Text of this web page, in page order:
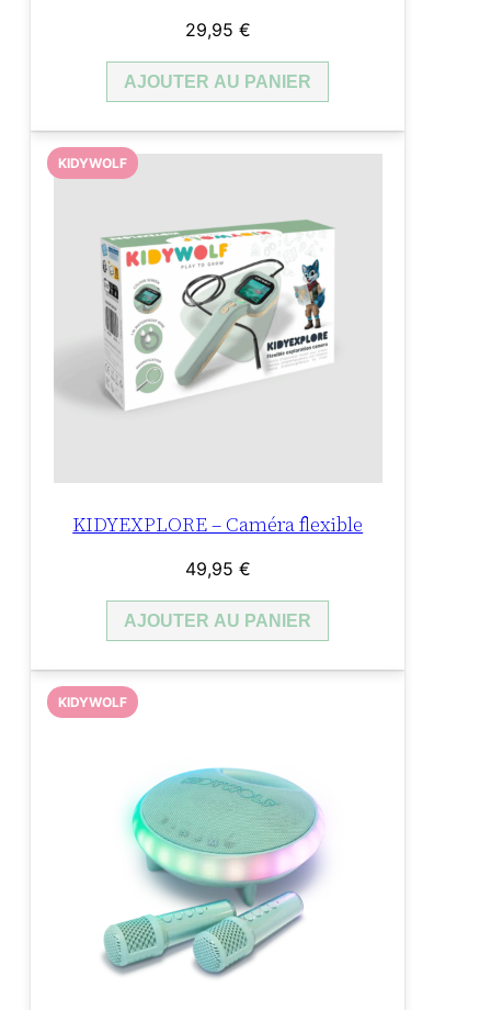
29,95 €
AJOUTER AU PANIER
KIDYEXPLORE – Caméra flexible
KIDYWOLF
49,95 €
AJOUTER AU PANIER
KIDYWOLF